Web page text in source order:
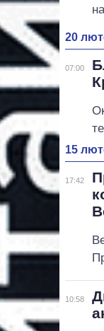
20
07:00
15
17:42
10:58